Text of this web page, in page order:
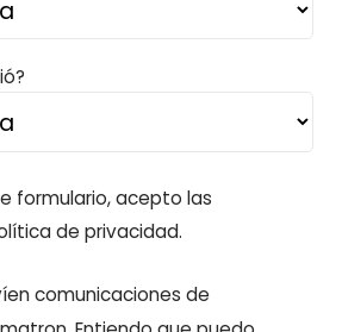
formulario, acepto las
de privacidad.
comunicaciones de